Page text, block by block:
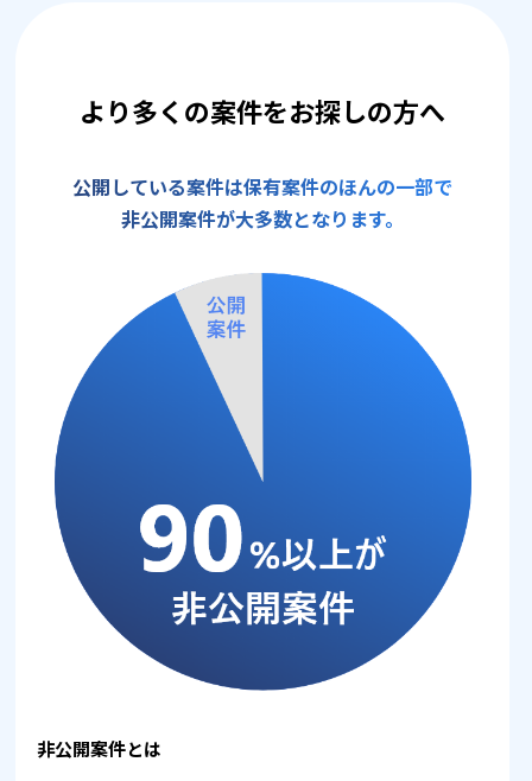
より多くの案件をお探しの方へ
公開している案件は保有案件のほんの一部で
非公開案件が大多数となります。
非公開案件とは